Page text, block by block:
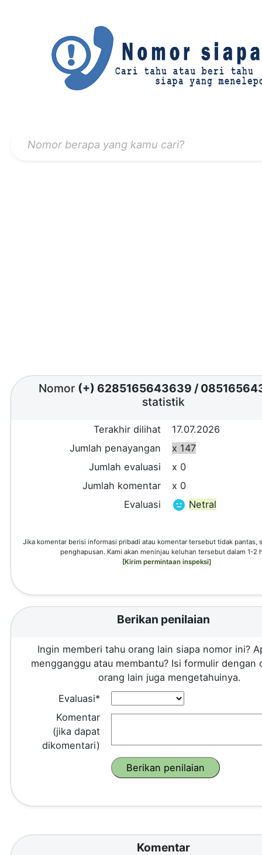
Nomor (+) 6285165643639 /
statistik
Terakhir dilihat
17.07.2026
Jumlah penayangan
x 147
Jumlah evaluasi
x 0
Jumlah komentar
x 0
Evaluasi
Netral
Jika komentar berisi informasi pribadi atau komentar tersebut tidak pantas,
penghapusan. Kami akan meninjau keluhan tersebut dalam 1-2
[Kirim permintaan inspeksi]
Berikan penilaian
Ingin memberi tahu orang lain siapa nomor ini?
mengganggu atau membantu? Isi formulir dengan
orang lain juga mengetahuinya.
Evaluasi*
Komentar
(jika dapat
dikomentari)
Komentar